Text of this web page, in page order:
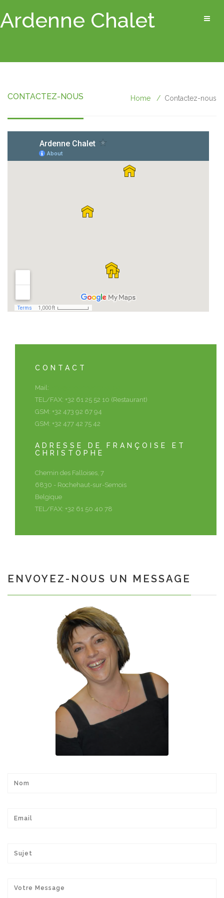
Ardenne Chalet
CONTACTEZ-NOUS Home Contactez-nous
CONTACT
Mail:
TEL/FAX: +32 61 25 52 10 (Restaurant)
GSM: +32 473 92 67 94
GSM: +32 477 42 75 42
ADRESSE DE FRANÇOISE ET
CHRISTOPHE
Chemin des Falloises, 7
6830 - Rochehaut-sur-Semois
Belgique
TEL/FAX: +32 61 50 40 78
ENVOYEZ-NOUS UN MESSAGE